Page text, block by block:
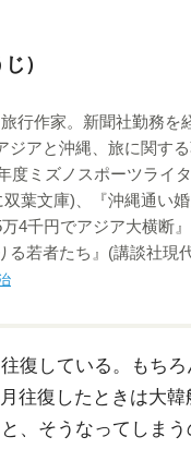
）
行作家。新聞社勤務
ジアと沖縄、旅に関す
度ミズノスポーツライ
葉文庫)、『沖縄通い
4千円でアジア大横断
若者たち』(講談社現
復している。もち
往復したときは大
、そうなってしまう